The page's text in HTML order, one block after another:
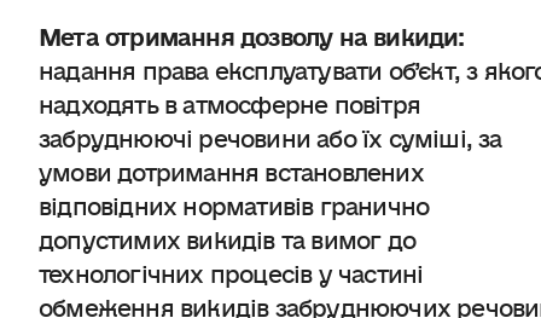
Мета отримання дозволу на викиди:
надання права експлуатувати об’єкт, з
надходять в атмосферне повітря
забруднюючі речовини або їх суміші, за
умови дотримання встановлених
відповідних нормативів гранично
допустимих викидів та вимог до
технологічних процесів у частині
обмеження викидів забруднюючих